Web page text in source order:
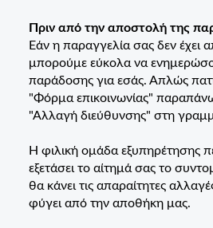
Πριν από την αποστολή της
Εάν η παραγγελία σας δεν έχει
μπορούμε εύκολα να
παράδοσης για εσάς. Απλώς
"Φόρμα επικοινωνίας"
"Αλλαγή διεύθυνσης" στη
Η φιλική ομάδα εξυπηρέτησης
εξετάσει το αίτημά σας το
θα κάνει τις απαραίτητες
φύγει από την αποθήκη μας.